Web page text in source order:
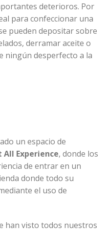
deterioros. Por
para confeccionar una
pueden depositar sobre
derramar aceite o
ningún desperfecto a la
un espacio de
All Experience, donde los
de entrar en un
donde todo su
el uso de
han visto todos nuestros